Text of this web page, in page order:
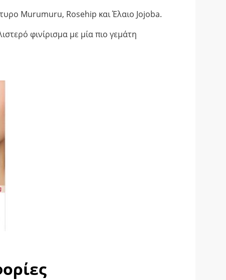
Murumuru, Rosehip και Έλαιο Jojoba.
φινίρισμα με μία πιο γεμάτη